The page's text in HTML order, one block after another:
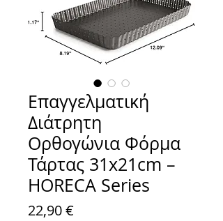
Επαγγελματική
Διάτρητη
Ορθογώνια Φόρμα
Τάρτας 31x21cm –
HORECA Series
22,90 €